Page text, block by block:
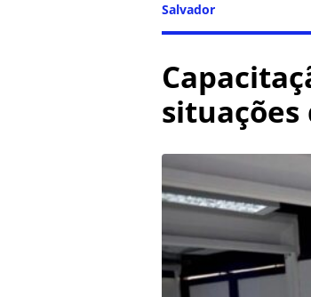
Salvador
situações